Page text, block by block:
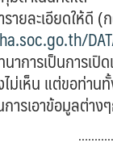
ยละเอียดให้ดี (
าการเป็นการเ
ไม่เห็น แต่ขอท่า
ารเอาข้อมูลต่า